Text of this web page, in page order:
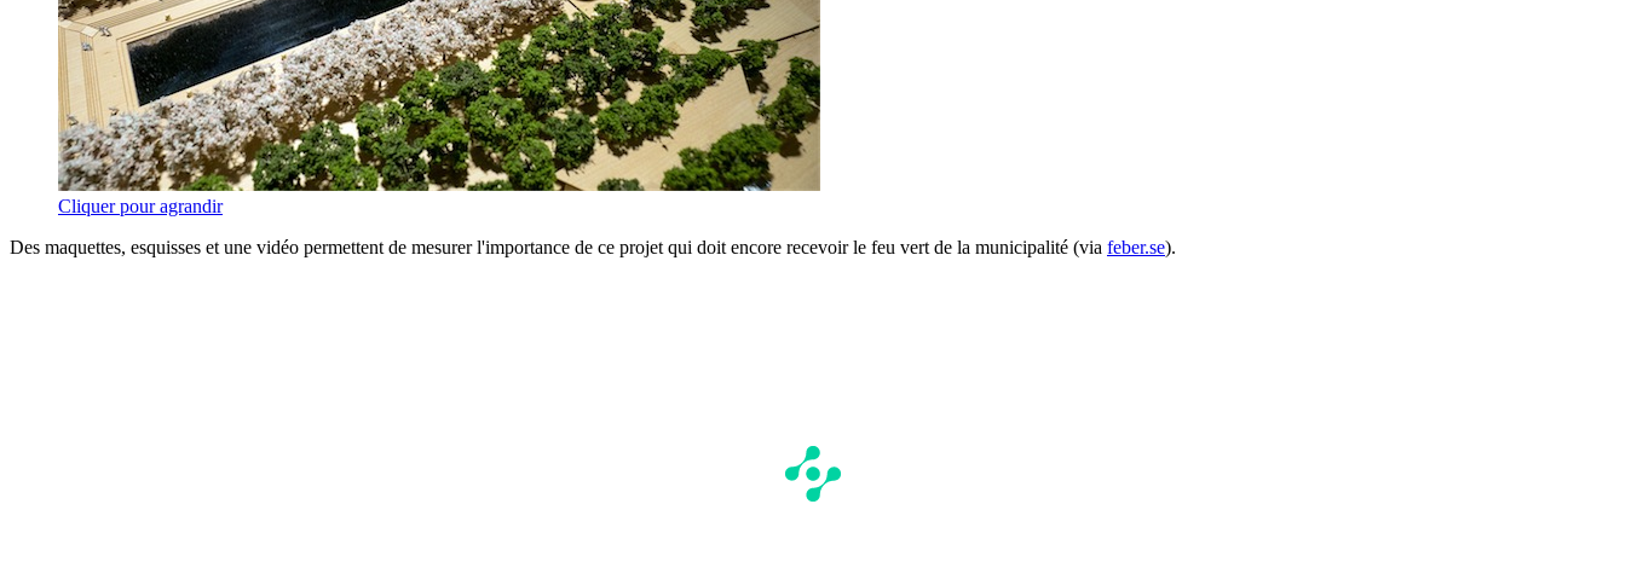
Cliquer pour agrandir
Des maquettes, esquisses et une vidéo permettent de mesurer l'importance de ce projet qui doit encore recevoir le feu vert de la municipalité (via feber.se).